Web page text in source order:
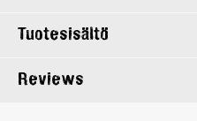
Tuotesisältö
Reviews